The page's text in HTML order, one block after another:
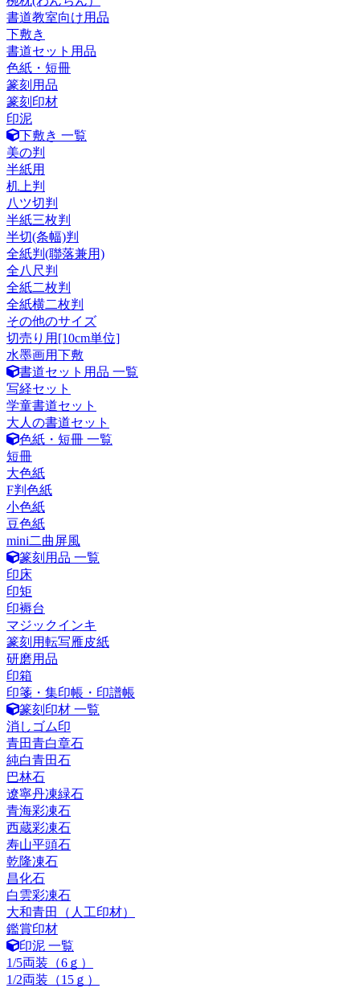
書道教室向け用品
下敷き
書道セット用品
色紙・短冊
篆刻用品
篆刻印材
印泥
下敷き 一覧
美の判
半紙用
机上判
八ツ切判
半紙三枚判
半切(条幅)判
全紙判(聯落兼用)
全八尺判
全紙二枚判
全紙横二枚判
その他のサイズ
切売り用[10cm単位]
水墨画用下敷
書道セット用品 一覧
写経セット
学童書道セット
大人の書道セット
色紙・短冊 一覧
短冊
大色紙
F判色紙
小色紙
豆色紙
mini二曲屏風
篆刻用品 一覧
印床
印矩
印褥台
マジックインキ
篆刻用転写雁皮紙
研磨用品
印箱
印箋・集印帳・印譜帳
篆刻印材 一覧
消しゴム印
青田青白章石
純白青田石
巴林石
遼寧丹凍緑石
青海彩凍石
西蔵彩凍石
寿山平頭石
乾隆凍石
昌化石
白雲彩凍石
大和青田（人工印材）
鑑賞印材
印泥 一覧
1/5両装（6ｇ）
1/2両装（15ｇ）